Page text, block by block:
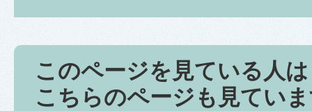
このページを見ている人は
こちらのページも見てい